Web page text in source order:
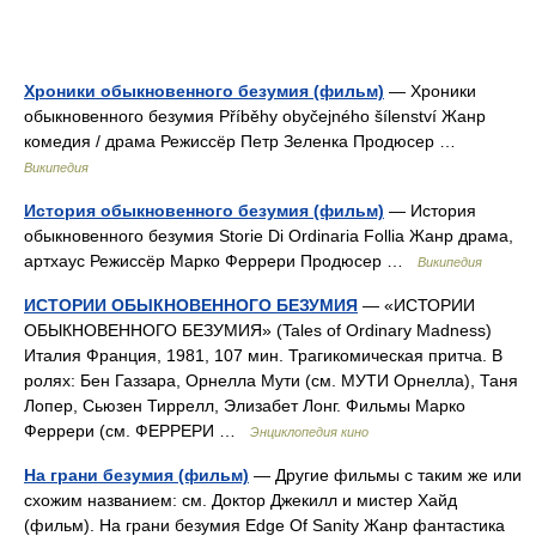
Хроники обыкновенного безумия (фильм) — Хроники
обыкновенного безумия Příběhy obyčejného šílenství Жанр
комедия / драма Режиссёр Петр Зеленка Продюсер …
Википедия
История обыкновенного безумия (фильм) — История
обыкновенного безумия Storie Di Ordinaria Follia Жанр драма,
артхаус Режиссёр Марко Феррери Продюсер …
Википедия
ИСТОРИИ ОБЫКНОВЕННОГО БЕЗУМИЯ — «ИСТОРИИ
ОБЫКНОВЕННОГО БЕЗУМИЯ» (Tales of Ordinary Madness)
Италия Франция, 1981, 107 мин. Трагикомическая притча. В
ролях: Бен Газзара, Орнелла Мути (см. МУТИ Орнелла), Таня
Лопер, Сьюзен Тиррелл, Элизабет Лонг. Фильмы Марко
Феррери (см. ФЕРРЕРИ …
Энциклопедия кино
На грани безумия (фильм) — Другие фильмы с таким же или
схожим названием: см. Доктор Джекилл и мистер Хайд
(фильм). На грани безумия Edge Of Sanity Жанр фантастика